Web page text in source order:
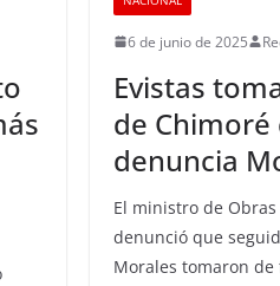
6 de junio de 2025
Evistas
de Chimoré
denuncia
El ministro de
denunció que
Morales tomaron